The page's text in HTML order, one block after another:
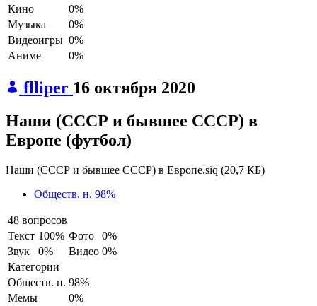
Кино
0%
Музыка
0%
Видеоигры 0%
Аниме
0%
flliper 16 октября 2020
Наши (СССР и бывшее СССР) в
Европе (футбол)
Наши (СССР и бывшее СССР) в Европе.siq (20,7 КБ)
Обществ. н. 98%
48 вопросов
Текст 100% Фото
0%
Звук
0% Видео 0%
Категории
Обществ. н. 98%
Мемы
0%